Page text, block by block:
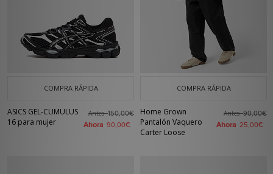
COMPRA RÁPIDA
ASICS GEL-CUMULUS
16 para mujer
Antes150,00€
Ahora 90,00€
COMPRA RÁPIDA
Home Grown
Pantalón Vaquero
Carter Loose
Antes90,00€
Ahora 25,00€